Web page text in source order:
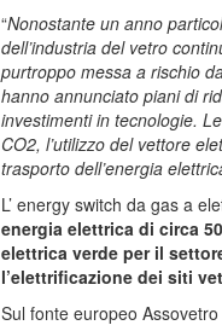
“Nonostante un anno
dell’industria del vetro
purtroppo messa a rischio
hanno annunciato piani di
investimenti in tecnologie.
CO2, l’utilizzo del vettore
trasporto dell’energia
L’ energy switch da gas a
energia elettrica di circa
elettrica verde per il
l’elettrificazione dei siti
Sul fonte europeo